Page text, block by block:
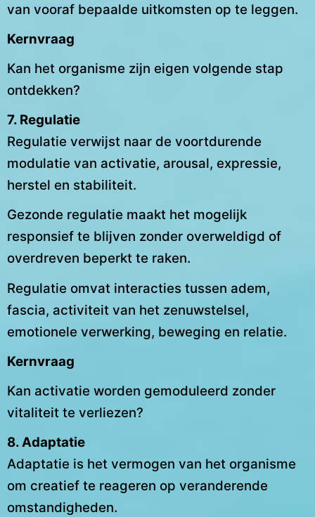
van vooraf bepaalde uitkomsten op te leggen.
Kernvraag
Kan het organisme zijn eigen volgende stap
ontdekken?
7. Regulatie
Regulatie verwijst naar de voortdurende
modulatie van activatie, arousal, expressie,
herstel en stabiliteit.
Gezonde regulatie maakt het mogelijk
responsief te blijven zonder overweldigd of
overdreven beperkt te raken.
Regulatie omvat interacties tussen adem,
fascia, activiteit van het zenuwstelsel,
emotionele verwerking, beweging en relatie.
Kernvraag
Kan activatie worden gemoduleerd zonder
vitaliteit te verliezen?
8. Adaptatie
Adaptatie is het vermogen van het organisme
om creatief te reageren op veranderende
omstandigheden.